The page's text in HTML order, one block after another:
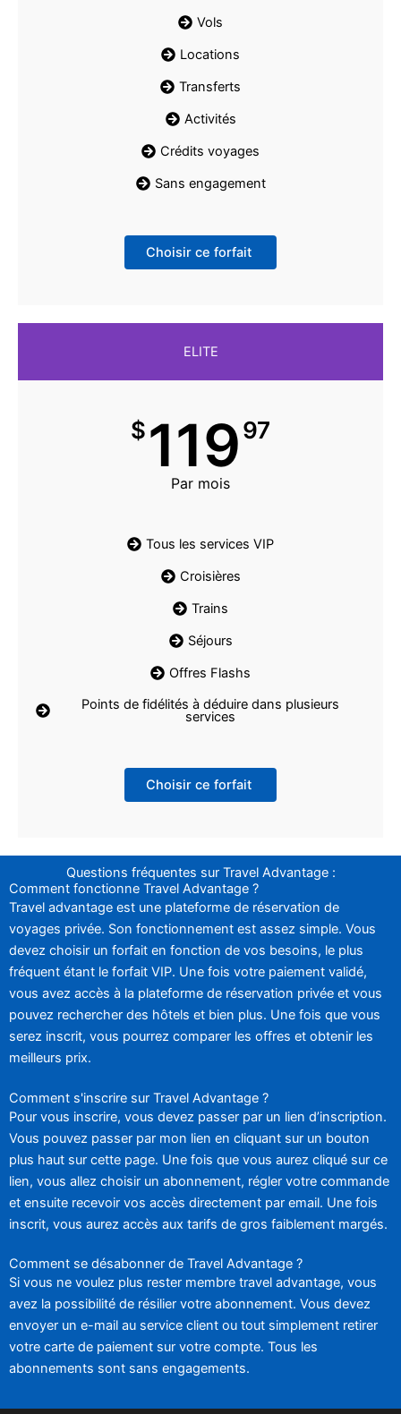
Vols
Locations
Transferts
Activités
Crédits voyages
Sans engagement
Choisir ce forfait
ELITE
$11997
Par mois
Tous les services VIP
Croisières
Trains
Séjours
Offres Flashs
Points de fidélités à déduire dans plusieurs
services
Choisir ce forfait
Questions fréquentes sur Travel Advantage :
Comment fonctionne Travel Advantage ?
Travel advantage est une plateforme de réservation de
voyages privée. Son fonctionnement est assez simple. Vous
devez choisir un forfait en fonction de vos besoins, le plus
fréquent étant le forfait VIP. Une fois votre paiement validé,
vous avez accès à la plateforme de réservation privée et vous
pouvez rechercher des hôtels et bien plus. Une fois que vous
serez inscrit, vous pourrez comparer les offres et obtenir les
meilleurs prix.
Comment s'inscrire sur Travel Advantage ?
Pour vous inscrire, vous devez passer par un lien d’inscription.
Vous pouvez passer par mon lien en cliquant sur un bouton
plus haut sur cette page. Une fois que vous aurez cliqué sur ce
lien, vous allez choisir un abonnement, régler votre commande
et ensuite recevoir vos accès directement par email. Une fois
inscrit, vous aurez accès aux tarifs de gros faiblement margés.
Comment se désabonner de Travel Advantage ?
Si vous ne voulez plus rester membre travel advantage, vous
avez la possibilité de résilier votre abonnement. Vous devez
envoyer un e-mail au service client ou tout simplement retirer
votre carte de paiement sur votre compte. Tous les
abonnements sont sans engagements.